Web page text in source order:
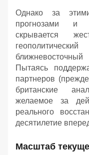
Однако за
прогнозами и
скрывается
Пытаясь
партнеров
британские
желаемое за
реального
десятилетие
Масштаб